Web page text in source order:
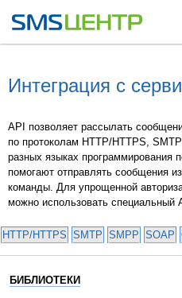
Интеграция с
API позволяет рассылать
по протоколам HTTP/HTTPS,
разных языках программирования
помогают отправлять сообщения
команды. Для упрощенной
можно использовать специальный
HTTP/HTTPS SMTP SMPP SOAP
БИБЛИОТЕКИ